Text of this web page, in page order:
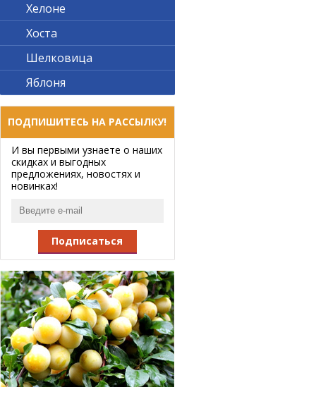
Хелоне
Хоста
Шелковица
Яблоня
ПОДПИШИТЕСЬ НА РАССЫЛКУ!
И вы первыми узнаете о наших
скидках и выгодных
предложениях, новостях и
новинках!
Подписаться